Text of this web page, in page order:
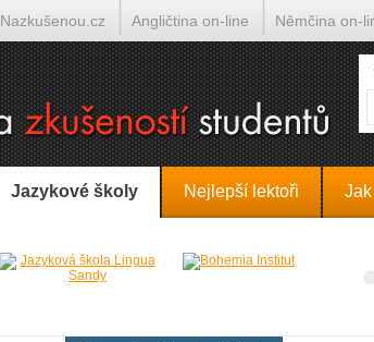
Jazykové školy Nejlepší lektoři
Nazkušenou.cz Angličtina on-line Němčina on-